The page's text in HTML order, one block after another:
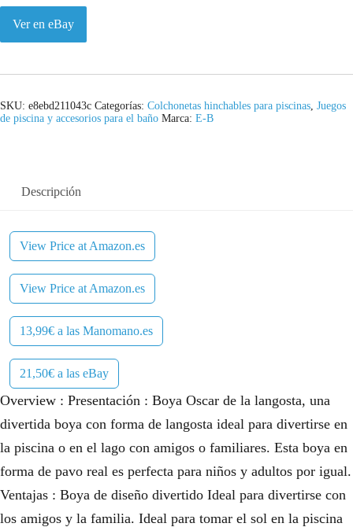
Ver en eBay
SKU: e8ebd211043c Categorías: Colchonetas hinchables para piscinas, Juegos
de piscina y accesorios para el baño Marca: E-B
Descripción
View Price at Amazon.es
View Price at Amazon.es
13,99€ a las Manomano.es
21,50€ a las eBay
Overview : Presentación : Boya Oscar de la langosta, una
divertida boya con forma de langosta ideal para divertirse en
la piscina o en el lago con amigos o familiares. Esta boya en
forma de pavo real es perfecta para niños y adultos por igual.
Ventajas : Boya de diseño divertido Ideal para divertirse con
los amigos y la familia. Ideal para tomar el sol en la piscina